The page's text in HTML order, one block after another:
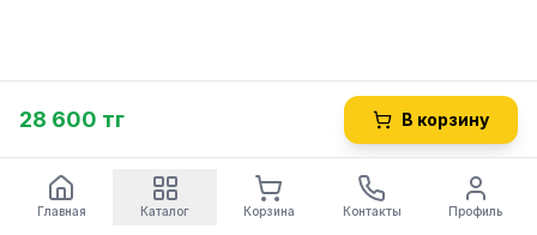
28 600 тг В корзину
Главная Каталог Корзина Контакты Профиль